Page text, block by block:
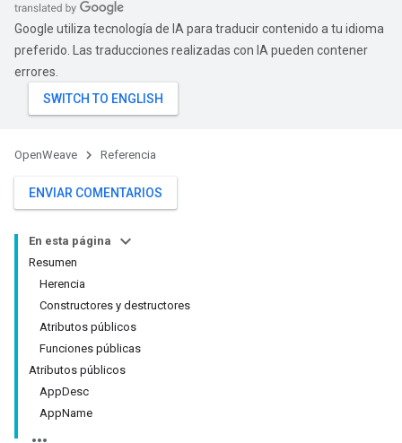
Google utiliza tecnología de IA para traducir contenido a tu idioma
preferido. Las traducciones realizadas con IA pueden contener
errores.
OpenWeave Referencia
ENVIAR COMENTARIOS
En esta página
Resumen
Herencia
Constructores y destructores
Atributos públicos
Funciones públicas
Atributos públicos
AppDesc
AppName